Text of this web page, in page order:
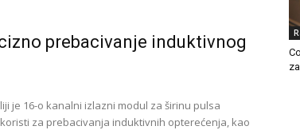
prebacivanje induktivnog
je 16-o kanalni izlazni modul za širinu pulsa
koristi za prebacivanja induktivnih opterećenja, kao